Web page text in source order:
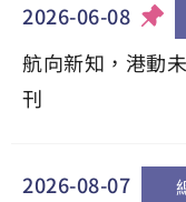
2026-06-08
航向新知，港動
刊
2026-08-07